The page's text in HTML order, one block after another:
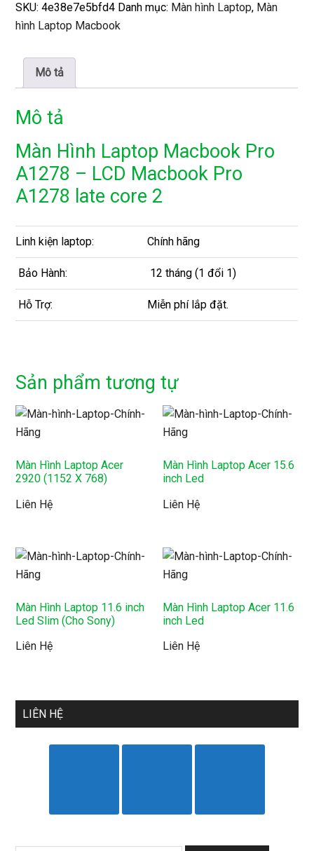
SKU:4e38e7e5bfd4 Danh mục: Màn hình Laptop, Màn
hình Laptop Macbook
Mô tả
Mô tả
Màn Hình Laptop Macbook Pro
A1278 – LCD Macbook Pro
A1278 late core 2
Linh kiện laptop: Chính hãng
Bảo Hành: 12 tháng (1 đổi 1)
Hỗ Trợ: Miễn phí lắp đặt.
Sản phẩm tương tự
Màn Hình Laptop Acer
2920 (1152 X 768)
Liên Hệ
Màn Hình Laptop Acer 15.6
inch Led
Liên Hệ
Màn Hình Laptop 11.6 inch
Led Slim (Cho Sony)
Liên Hệ
Màn Hình Laptop Acer 11.6
inch Led
Liên Hệ
LIÊN HỆ